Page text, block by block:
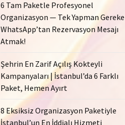
6 Tam Paketle Profesyonel
Organizasyon — Tek Yapman
WhatsApp’tan Rezervasyon Mesajı
Atmak!
Şehrin En Zarif Açılış Kokteyli
Kampanyaları | İstanbul’da 6 Farklı
Paket, Hemen Ayırt
8 Eksiksiz Organizasyon Paketiyle
İstanbul’un En İddialı Hizmeti